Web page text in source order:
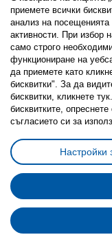
Последвайте
FacebookTwitter
Политика за
Избор на
Условия за ползване
Политика за
Общи
Политика за
приемете всички
анализ на посещенията
активности. При избор
само строго
функциониране на
да приемете като
бисквитки". За да
бисквитки, кликнете
бисквитките,
съгласието си за
Настройки